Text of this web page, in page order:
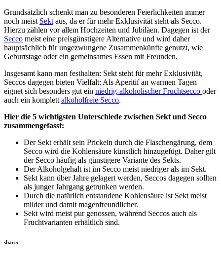
Grundsätzlich schenkt man zu besonderen Feierlichkeiten immer
noch meist Sekt aus, da er für mehr Exklusivität steht als Secco.
Hierzu zählen vor allem Hochzeiten und Jubiläen. Dagegen ist der
Secco meist eine preisgünstigere Alternative und wird daher
hauptsächlich für ungezwungene Zusammenkünfte genutzt, wie
Geburtstage oder ein gemeinsames Essen mit Freunden.
Insgesamt kann man festhalten: Sekt steht für mehr Exklusivität,
Seccos dagegen bieten Vielfalt: Als Aperitif an warmen Tagen
eignet sich besonders gut ein niedrig-alkoholischer Fruchtsecco oder
auch ein komplett alkoholfreie Secco.
Hier die 5 wichtigsten Unterschiede zwischen Sekt und Secco
zusammengefasst:
Der Sekt erhält sein Prickeln durch die Flaschengärung, dem
Secco wird die Kohlensäure künstlich hinzugefügt. Daher gilt
der Secco häufig als günstigere Variante des Sekts.
Der Alkoholgehalt ist im Secco meist niedriger als im Sekt.
Sekt kann über Jahre gelagert werden, Seccos dagegen sollten
als junger Jahrgang getrunken werden.
Durch die natürlich entstandene Kohlensäure ist Sekt meist
milder und damit magenfreundlicher.
Sekt wird meist pur genossen, während Seccos auch als
Fruchtvarianten erhältlich sind.
share: